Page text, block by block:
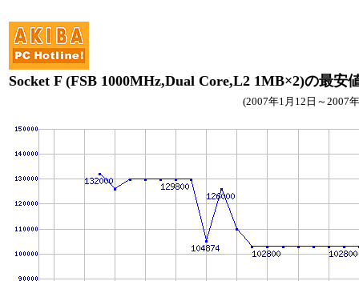
Socket F (FSB 1000MHz,Dual Core,L2 1MB×2)の最安
(2007年1月12日～2007